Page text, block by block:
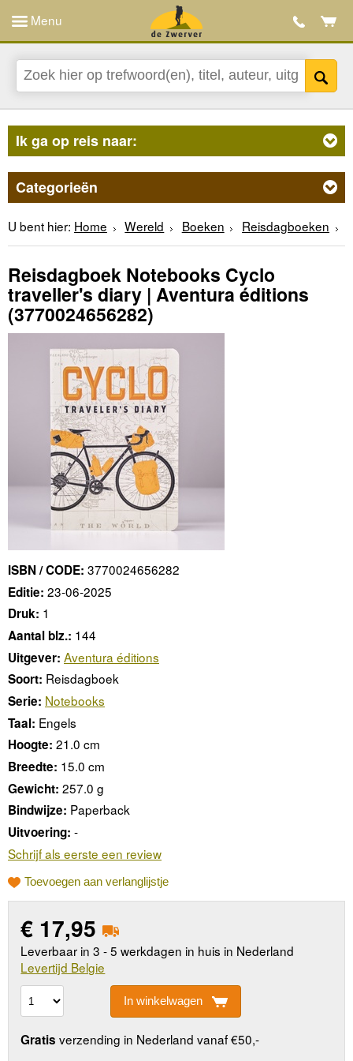
Menu
Ik ga op reis naar:
Categorieën
U bent hier: Home Wereld Boeken Reisdagboeken
Reisdagboek Notebooks Cyclo
traveller's diary | Aventura éditions
(3770024656282)
ISBN / CODE: 3770024656282
Editie: 23-06-2025
Druk: 1
Aantal blz.: 144
Uitgever: Aventura éditions
Soort: Reisdagboek
Serie: Notebooks
Taal: Engels
Hoogte: 21.0 cm
Breedte: 15.0 cm
Gewicht: 257.0 g
Bindwijze: Paperback
Uitvoering: -
Schrijf als eerste een review
Toevoegen aan verlanglijstje
€ 17,95
Leverbaar in 3 - 5 werkdagen in huis in Nederland
Levertijd Belgie
In winkelwagen
Gratis verzending in Nederland vanaf €50,-